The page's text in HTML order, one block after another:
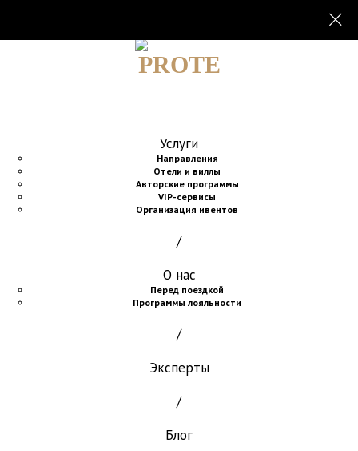
Услуги
Направления
Отели и виллы
Авторские программы
VIP-сервисы
Организация ивентов
/
О нас
Перед поездкой
Программы лояльности
/
Эксперты
/
Блог